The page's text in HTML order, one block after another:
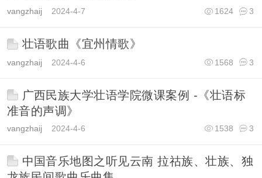
vangzhaij 2024-4-7 3
1624
壮语歌曲《宜州情歌》
vangzhaij 2024-4-6 3
1568
广西民族大学壮语学院微课案例 -《壮语标
准音的声调》
vangzhaij 2024-4-6 3
1538
中国音乐地图之听见云南 拉祜族、壮族、独